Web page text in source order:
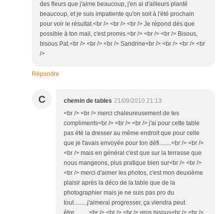
des fleurs que j'aime beaucoup, j'en ai d'ailleurs planté
beaucoup, et je suis impatiente qu'on soit à l'été prochain
pour voir le résultat.<br /> <br /> <br /> Je répond dés que
possible à ton mail, c'est promis.<br /> <br /> <br /> Bisous,
bisous Pat.<br /> <br /> <br /> Sandrine<br /> <br /> <br /> <br
/>
Répondre
C chemin de tables 21/09/2010 21:13
<br /> <br /> merci chaleureusement de tes
compliments<br /> <br /> <br /> j'ai pour cette table
pas été la dresser au même endroit que pour celle
que je t'avais envoyée pour ton défi........<br /> <br />
<br /> mais en général c'est que sur la terrasse que
nous mangeons, plus pratique bien sur<br /> <br />
<br /> merci d'aimer les photos, c'est mon deuxième
plaisir après la déco de la table que de la
photographier mais je ne suis pas pro du
tout.........j'aimerai progresser, ça viendra peut
être..........<br /> <br /> <br /> gros bisous<br /> <br />